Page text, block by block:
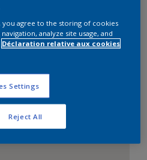
d'Harmonies
you agree to the storing of cookies
analyze site usage, and
Déclaration relative aux cookies
Settings
Reject All